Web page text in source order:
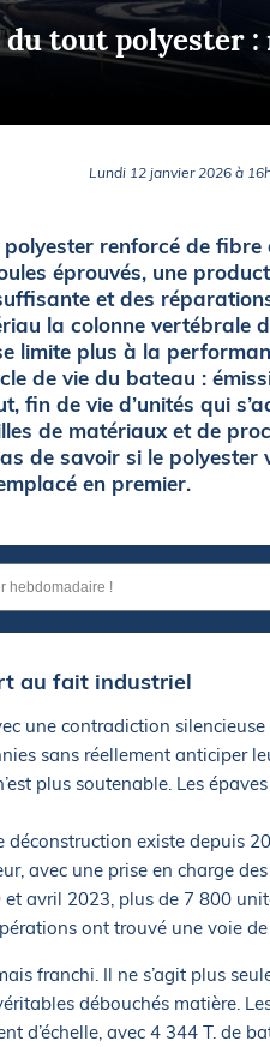
du tout polyester
Lundi 12 janvier 2026 à
renforcé de
éprouvés, une
et des
la colonne vertébrale
limite plus à la
de vie du bateau :
fin de vie d’unités qui
de matériaux et de
de savoir si le
en premier.
au fait industriel
une contradiction silencieuse
sans réellement anticiper
plus soutenable. Les
déconstruction existe depuis
avec une prise en charge
et avril 2023, plus de 7 800
ont trouvé une voie
franchi. Il ne s’agit plus
débouchés matière.
d’échelle, avec 4 344 T. de